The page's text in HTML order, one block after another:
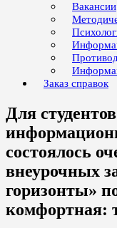
Вакансии
Заказ справок
Для
состоялось
внеурочных
горизонты»
комфортная: